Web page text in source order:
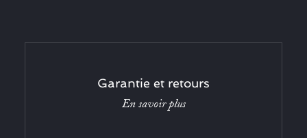
Garantie et retours
En savoir plus